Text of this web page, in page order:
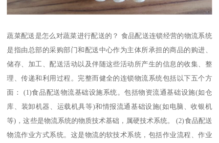
蔬菜配送是怎么对蔬菜进行配送的？ 食品配送连锁经营的物流系统
是指由总部的采购部门和配送中心作为主体所承担的商品的购进、
储存、加工、配送活动以及伴随这些活动所产生的信息的收集、整
理、传递和利用过程。完整而健全的连锁物流系统包括以下五个方
面： (1)食品配送物流基础设施系统。包括物资流通基础设施(如仓
库、装卸机器、运载机具等)和情报流通基础设施(如电脑、收银机
等)，这些是物流系统的物质技术基础，属硬技术系统。 (2)食品配送
物流作业方式系统。这是物流的软技术系统，包括作业流程、作业